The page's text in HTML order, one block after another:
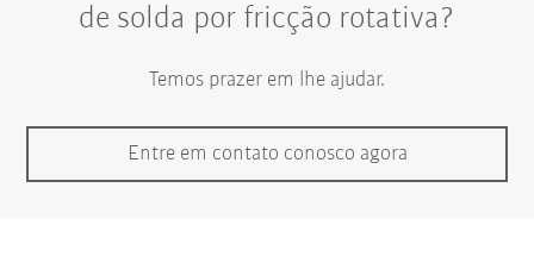
de solda por fricção rotativa?
Temos prazer em lhe ajudar.
Entre em contato conosco agora